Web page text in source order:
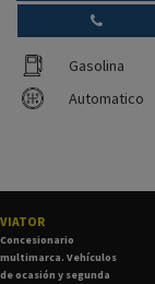
Gasolina
Automatico
VIATOR
Concesionario
multimarca. Vehículos
de ocasión y segunda